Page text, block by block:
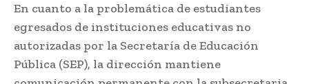
En cuanto a la problemática de estudiantes
egresados de instituciones educativas no
autorizadas por la Secretaría de Educación
Pública (SEP), la dirección mantiene